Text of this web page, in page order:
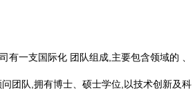
有一支国际化 团队组成,主要包含领域的 、
团队,拥有博士、硕士学位,以技术创新及科